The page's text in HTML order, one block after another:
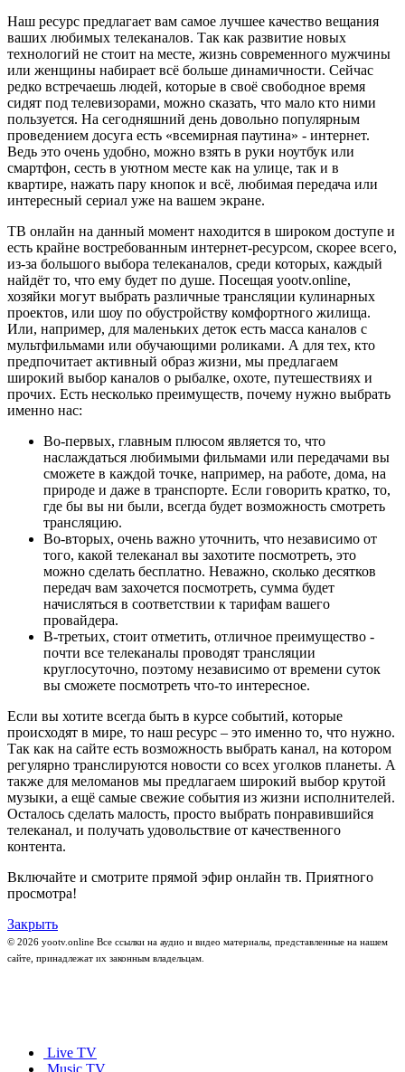
Наш ресурс предлагает вам самое лучшее качество вещания
ваших любимых телеканалов. Так как развитие новых
технологий не стоит на месте, жизнь современного мужчины
или женщины набирает всё больше динамичности. Сейчас
редко встречаешь людей, которые в своё свободное время
сидят под телевизорами, можно сказать, что мало кто ними
пользуется. На сегодняшний день довольно популярным
проведением досуга есть «всемирная паутина» - интернет.
Ведь это очень удобно, можно взять в руки ноутбук или
смартфон, сесть в уютном месте как на улице, так и в
квартире, нажать пару кнопок и всё, любимая передача или
интересный сериал уже на вашем экране.
ТВ онлайн на данный момент находится в широком доступе и
есть крайне востребованным интернет-ресурсом, скорее всего,
из-за большого выбора телеканалов, среди которых, каждый
найдёт то, что ему будет по душе. Посещая yootv.online,
хозяйки могут выбрать различные трансляции кулинарных
проектов, или шоу по обустройству комфортного жилища.
Или, например, для маленьких деток есть масса каналов с
мультфильмами или обучающими роликами. А для тех, кто
предпочитает активный образ жизни, мы предлагаем
широкий выбор каналов о рыбалке, охоте, путешествиях и
прочих. Есть несколько преимуществ, почему нужно выбрать
именно нас:
Во-первых, главным плюсом является то, что
наслаждаться любимыми фильмами или передачами вы
сможете в каждой точке, например, на работе, дома, на
природе и даже в транспорте. Если говорить кратко, то,
где бы вы ни были, всегда будет возможность смотреть
трансляцию.
Во-вторых, очень важно уточнить, что независимо от
того, какой телеканал вы захотите посмотреть, это
можно сделать бесплатно. Неважно, сколько десятков
передач вам захочется посмотреть, сумма будет
начисляться в соответствии к тарифам вашего
провайдера.
В-третьих, стоит отметить, отличное преимущество -
почти все телеканалы проводят трансляции
круглосуточно, поэтому независимо от времени суток
вы сможете посмотреть что-то интересное.
Если вы хотите всегда быть в курсе событий, которые
происходят в мире, то наш ресурс – это именно то, что нужно.
Так как на сайте есть возможность выбрать канал, на котором
регулярно транслируются новости со всех уголков планеты. А
также для меломанов мы предлагаем широкий выбор крутой
музыки, а ещё самые свежие события из жизни исполнителей.
Осталось сделать малость, просто выбрать понравившийся
телеканал, и получать удовольствие от качественного
контента.
Включайте и смотрите прямой эфир онлайн тв. Приятного
просмотра!
Закрыть
© 2026 yootv.online Все ссылки на аудио и видео материалы, представленные на нашем
сайте, принадлежат их законным владельцам.
Live TV